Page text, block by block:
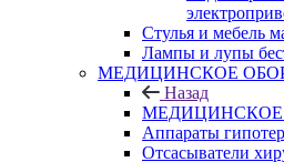
Стулья и мебель
Лампы и лупы
МЕДИЦИНСКОЕ
Назад
МЕДИЦИНСКОЕ
Аппараты
Отсасыватели